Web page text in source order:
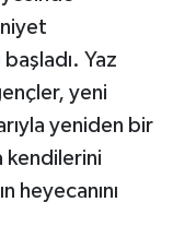
Yaz
yeni
yeniden bir
kendilerini
heyecanını